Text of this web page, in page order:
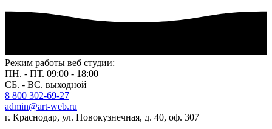
Режим работы веб студии:
ПН. - ПТ. 09:00 - 18:00
СБ. - ВС. выходной
8 800 302-69-27
admin@art-web.ru
г. Краснодар, ул. Новокузнечная, д. 40, оф. 307